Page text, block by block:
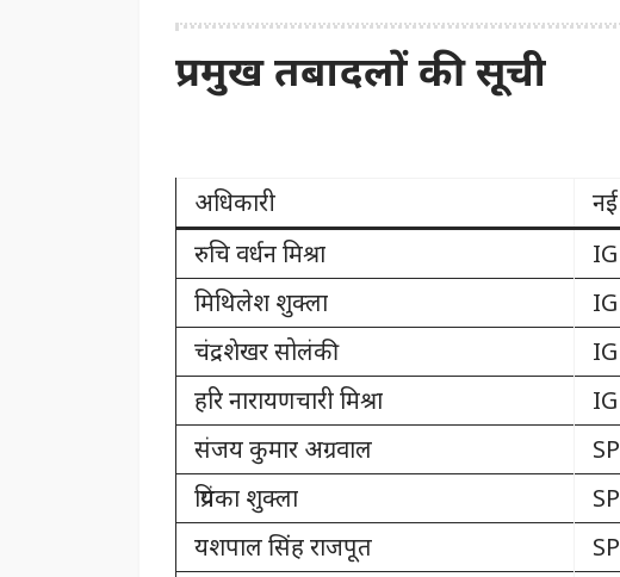
प्रमुख तबादलों की सूची
अधिकारी
नई
रुचि वर्धन मिश्रा
मिथिलेश शुक्ला
चंद्रशेखर सोलंकी
हरि नारायणचारी मिश्रा
IG
संजय कुमार अग्रवाल
प्रियंका शुक्ला
यशपाल सिंह राजपूत